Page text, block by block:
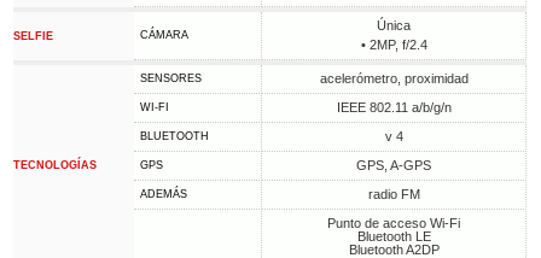
SELFIE CÁMARA
Única
• 2MP, f/2.4
TECNOLOGÍAS
SENSORES acelerómetro, proximidad
WI-FI IEEE 802.11 a/b/g/n
BLUETOOTH v 4
GPS GPS, A-GPS
ADEMÁS
radio FM
Punto de acceso Wi-Fi
Bluetooth LE
Bluetooth A2DP